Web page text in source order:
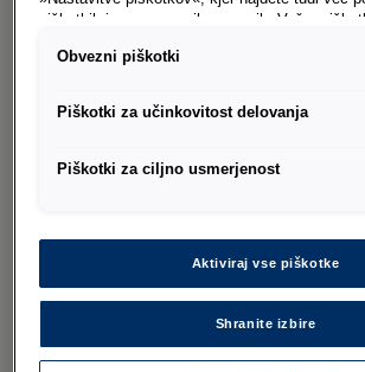
Pri popravilu ni treba
Popraviti je mogoče tudi
Naša storitevVolkswagen Clever
na zunanjosti in v notranjosti
aluminijasta platišča in tudi za
Na servisno mrežo Volkswagen
piškotkih in posameznih namenih. Več o
privolitve.
Obvezni piškotki
Piškotki za učinkovitost delovanja
Piškotki za ciljno usmerjenost
Aktiviraj vse piškotke
Shranite izbire